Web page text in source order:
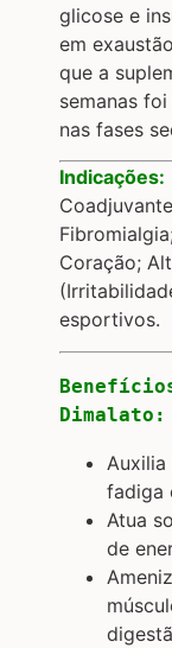
glicose e
em
que a
semanas
nas fases
Indicações:
Coração;
esportivos.
Dimalato:
fadiga
Atua
de